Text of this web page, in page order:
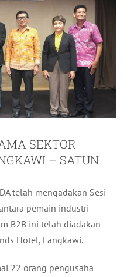
SEKTOR
– SATUN
telah mengadakan Sesi
pemain industri
B2B ini telah diadakan
Hotel, Langkawi.
22 orang pengusaha